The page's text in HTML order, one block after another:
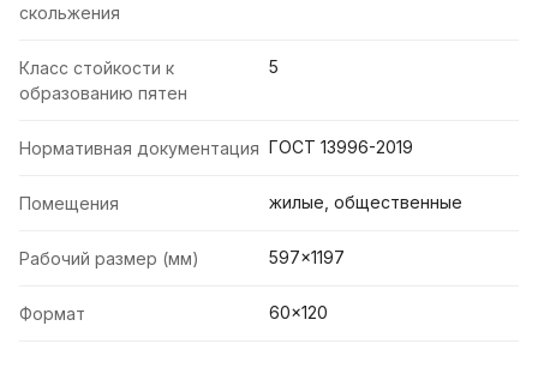
скольжения
Класс стойкости к
образованию пятен
5
Нормативная документация ГОСТ 13996-2019
Помещения жилые, общественные
Рабочий размер (мм) 597x1197
Формат 60x120